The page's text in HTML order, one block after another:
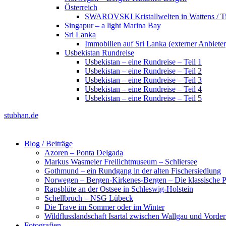
Österreich
SWAROVSKI Kristallwelten in Wattens /
Singapur – a light Marina Bay
Sri Lanka
Immobilien auf Sri Lanka (externer
Usbekistan Rundreise
Usbekistan – eine Rundreise – Teil 1
Usbekistan – eine Rundreise – Teil 2
Usbekistan – eine Rundreise – Teil 3
Usbekistan – eine Rundreise – Teil 4
Usbekistan – eine Rundreise – Teil 5
stubhan.de
Blog / Beiträge
Azoren – Ponta Delgada
Markus Wasmeier Freilichtmuseum – Schliersee
Gothmund – ein Rundgang in der alten Fischersiedlung
Norwegen – Bergen-Kirkenes-Bergen – Die klassische
Rapsblüte an der Ostsee in Schleswig-Holstein
Schellbruch – NSG Lübeck
Die Trave im Sommer oder im Winter
Wildflusslandschaft Isartal zwischen Wallgau und